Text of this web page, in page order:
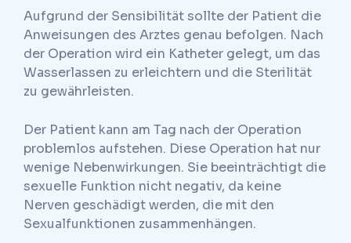
Aufgrund der Sensibilität sollte der Patient die
Anweisungen des Arztes genau befolgen. Nach
der Operation wird ein Katheter gelegt, um das
Wasserlassen zu erleichtern und die Sterilität
zu gewährleisten.
Der Patient kann am Tag nach der Operation
problemlos aufstehen. Diese Operation hat nur
wenige Nebenwirkungen. Sie beeinträchtigt die
sexuelle Funktion nicht negativ, da keine
Nerven geschädigt werden, die mit den
Sexualfunktionen zusammenhängen.